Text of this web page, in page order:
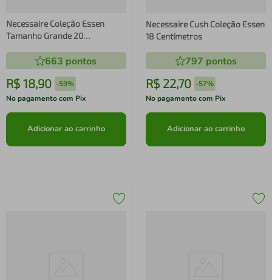
Necessaire Coleção Essen
Tamanho Grande 20
663 pontos
R$ 18,90 -59%
No pagamento com Pix
Adicionar ao carrinho
Necessaire Cush Coleção Essen
18 Centímetros
797 pontos
R$ 22,70 -57%
No pagamento com Pix
Adicionar ao carrinho